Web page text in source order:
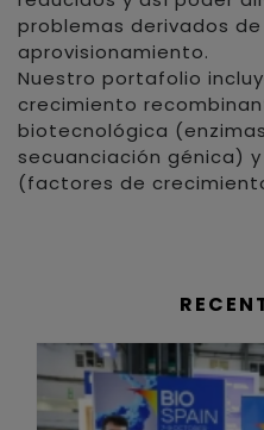
problemas derivados
aprovisionamiento.
Nuestro portafolio
crecimiento
biotecnológica
secuanciación génica)
(factores de